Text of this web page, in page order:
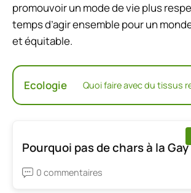
promouvoir un mode de vie plus
temps d’agir ensemble pour un
et équitable.
Ecologie Quoi faire avec du tissus
Pourquoi pas de chars à la Gay
0 commentaires